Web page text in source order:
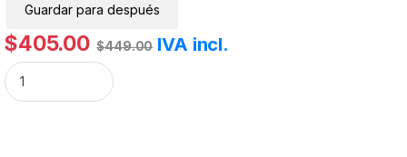
Guardar para después
$405.00 $449.00 IVA incl.
Router Inalámbrico WISP, 2.4 GHz, 300 Mbps, 2 Antenas Externas